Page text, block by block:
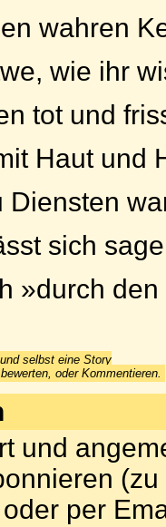
wahren
wie ihr
tot und
Haut und
Diensten
sich
»durch
selbst eine Story
oder Kommentieren.
und
per